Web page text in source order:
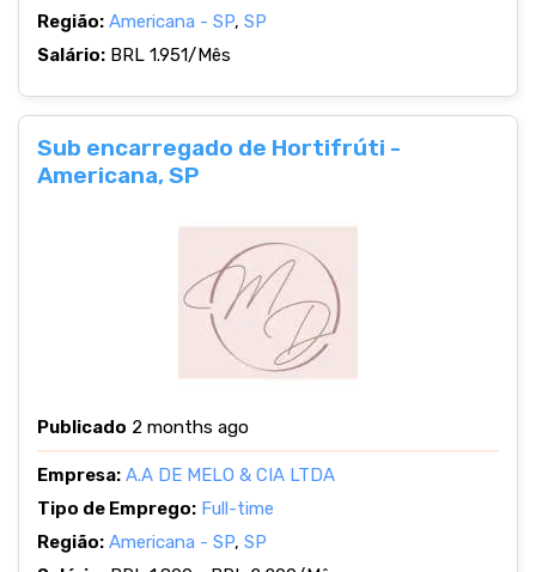
Região: Americana - SP, SP
Salário: BRL 1.951/Mês
Sub encarregado de Hortifrúti -
Americana, SP
Publicado 2 months ago
Empresa: A.A DE MELO & CIA LTDA
Tipo de Emprego: Full-time
Região: Americana - SP, SP